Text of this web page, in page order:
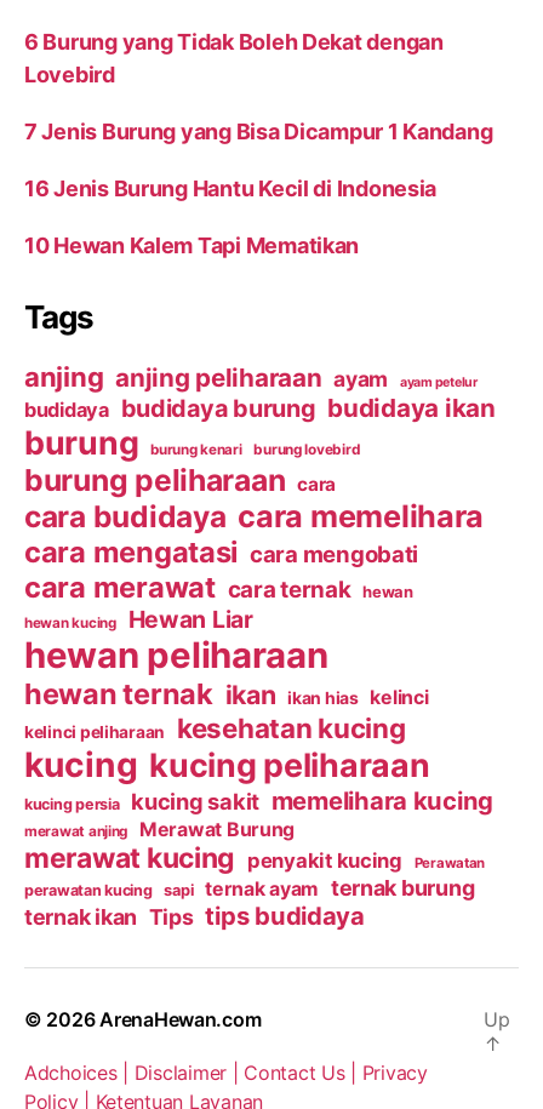
6 Burung yang Tidak Boleh Dekat dengan
Lovebird
7 Jenis Burung yang Bisa Dicampur 1 Kandang
16 Jenis Burung Hantu Kecil di Indonesia
10 Hewan Kalem Tapi Mematikan
Tags
anjing anjing peliharaan ayam ayam petelur
budidaya budidaya burung budidaya ikan
burung burung kenari burung lovebird
burung peliharaan cara
cara budidaya cara memelihara
cara mengatasi cara mengobati
cara merawat cara ternak hewan
hewan kucing Hewan Liar
hewan peliharaan
hewan ternak ikan ikan hias kelinci
kelinci peliharaan kesehatan kucing
kucing kucing peliharaan
kucing persia kucing sakit memelihara kucing
merawat anjing Merawat Burung
merawat kucing penyakit kucing Perawatan
perawatan kucing sapi ternak ayam ternak burung
ternak ikan Tips tips budidaya
© 2026ArenaHewan.com
Adchoices | Disclaimer | Contact Us | Privacy
Policy | Ketentuan Layanan
Up
↑